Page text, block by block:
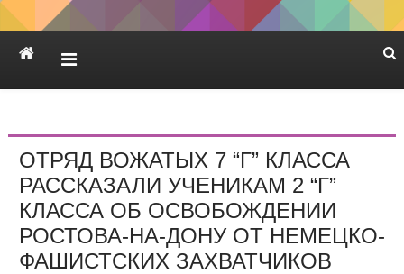
ОТРЯД ВОЖАТЫХ 7 “Г” КЛАССА
РАССКАЗАЛИ УЧЕНИКАМ 2 “Г”
КЛАССА ОБ ОСВОБОЖДЕНИИ
РОСТОВА-НА-ДОНУ ОТ НЕМЕЦКО-
ФАШИСТСКИХ ЗАХВАТЧИКОВ